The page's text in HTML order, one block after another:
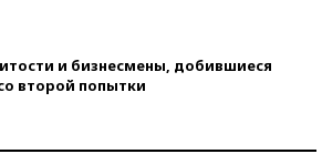
и бизнесмены, добившиеся
второй попытки